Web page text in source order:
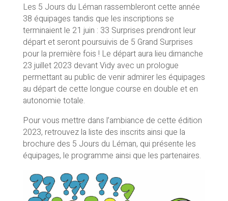
Les 5 Jours du Léman rassembleront cette année
38 équipages tandis que les inscriptions se
terminaient le 21 juin : 33 Surprises prendront leur
départ et seront poursuivis de 5 Grand Surprises
pour la première fois ! Le départ aura lieu dimanche
23 juillet 2023 devant Vidy avec un prologue
permettant au public de venir admirer les équipages
au départ de cette longue course en double et en
autonomie totale.
Pour vous mettre dans l’ambiance de cette édition
2023, retrouvez la liste des inscrits ainsi que la
brochure des 5 Jours du Léman, qui présente les
équipages, le programme ainsi que les partenaires.